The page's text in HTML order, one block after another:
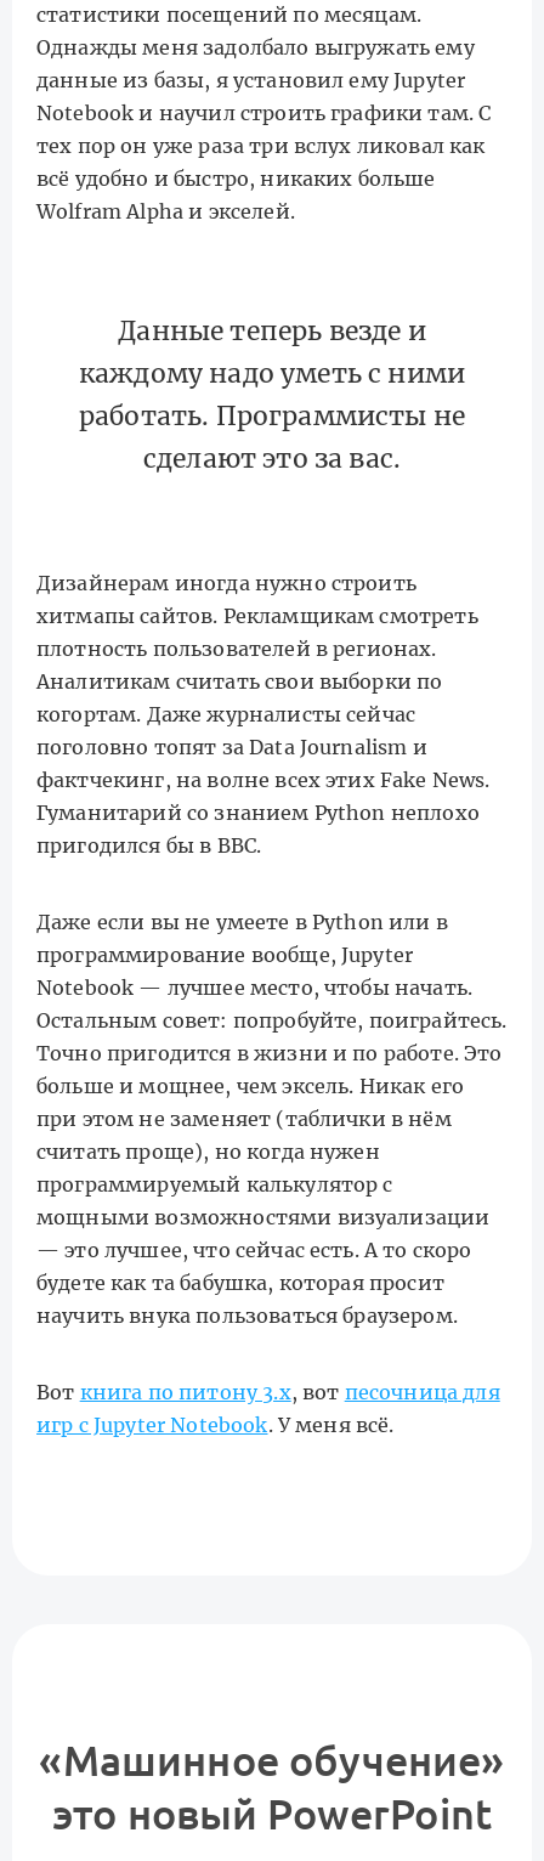
статистики посещений по месяцам.
Однажды меня задолбало выгружать ему
данные из базы, я установил ему Jupyter
Notebook и научил строить графики там. С
тех пор он уже раза три вслух ликовал как
всё удобно и быстро, никаких больше
Wolfram Alpha и экселей.
Данные теперь везде и
каждому надо уметь с ними
работать. Программисты не
сделают это за вас.
Дизайнерам иногда нужно строить
хитмапы сайтов. Рекламщикам смотреть
плотность пользователей в регионах.
Аналитикам считать свои выборки по
когортам. Даже журналисты сейчас
поголовно топят за Data Journalism и
фактчекинг, на волне всех этих Fake News.
Гуманитарий со знанием Python неплохо
пригодился бы в BBC.
Даже если вы не умеете в Python или в
программирование вообще, Jupyter
Notebook — лучшее место, чтобы начать.
Остальным совет: попробуйте, поиграйтесь.
Точно пригодится в жизни и по работе. Это
больше и мощнее, чем эксель. Никак его
при этом не заменяет (таблички в нём
считать проще), но когда нужен
программируемый калькулятор с
мощными возможностями визуализации
— это лучшее, что сейчас есть. А то скоро
будете как та бабушка, которая просит
научить внука пользоваться браузером.
Вот книга по питону 3.x, вот песочница для
игр с Jupyter Notebook. У меня всё.
«Машинное обучение»
это новый PowerPoint